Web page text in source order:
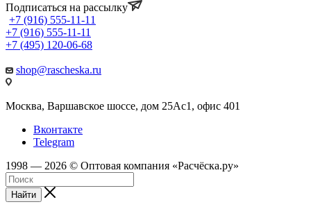
Подписаться на рассылку
+7 (916) 555-11-11
+7 (916) 555-11-11
+7 (495) 120-06-68
shop@rascheska.ru
Москва, Варшавское шоссе, дом 25Аc1, офис 401
Вконтакте
Telegram
1998 — 2026 © Оптовая компания «Расчёска.ру»
Найти